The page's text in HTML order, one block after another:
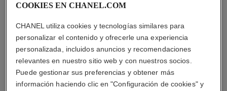
PASO 3
Para el chipi chipi, modele las cejas con STYLO SOURCILS
WATERPROOF, en Blond Tendre o en un tono que combine
COOKIES EN CHANEL.COM
CHANEL utiliza cookies y tecnologías similares para
personalizar el contenido y ofrecerle una experiencia
personalizada, incluidos anuncios y recomendaciones
relevantes en nuestro sitio web y con nuestros socios.
Puede gestionar sus preferencias y obtener más
información haciendo clic en "Configuración de cookies" y